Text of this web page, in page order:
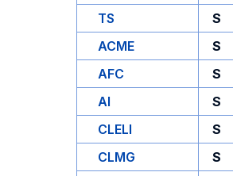
TS
S
ACME
S
AFC
S
AI
S
CLELI
S
CLMG
S